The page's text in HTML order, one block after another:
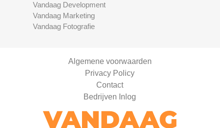
Vandaag Development
Vandaag Marketing
Vandaag Fotografie
Algemene voorwaarden
Privacy Policy
Contact
Bedrijven Inlog